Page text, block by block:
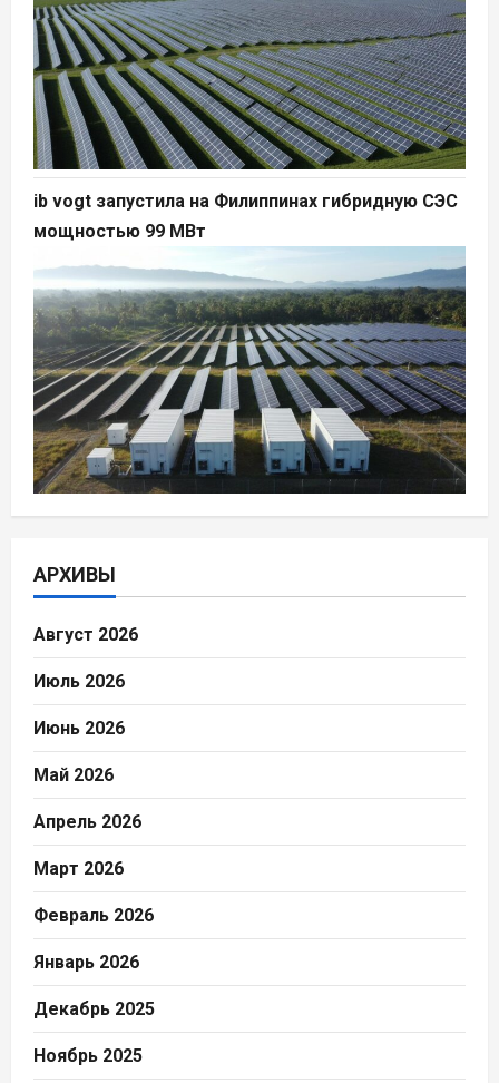
ib vogt запустила на Филиппинах гибридную СЭС
мощностью 99 МВт
АРХИВЫ
Август 2026
Июль 2026
Июнь 2026
Май 2026
Апрель 2026
Март 2026
Февраль 2026
Январь 2026
Декабрь 2025
Ноябрь 2025